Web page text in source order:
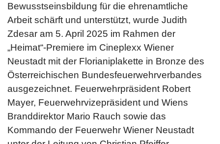
Bewusstseinsbildung für die ehrenamtliche
Arbeit schärft und unterstützt, wurde Judith
Zdesar am 5. April 2025 im Rahmen der
„Heimat“-Premiere im Cineplexx Wiener
Neustadt mit der Florianiplakette in Bronze des
Österreichischen Bundesfeuerwehrverbandes
ausgezeichnet. Feuerwehrpräsident Robert
Mayer, Feuerwehrvizepräsident und Wiens
Branddirektor Mario Rauch sowie das
Kommando der Feuerwehr Wiener Neustadt